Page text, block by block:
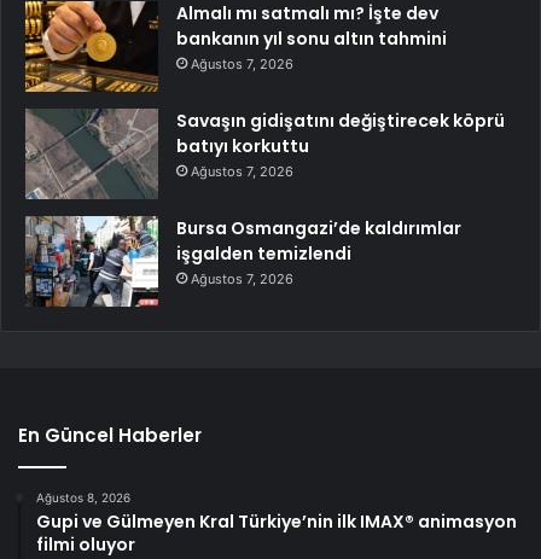
Almalı mı satmalı mı? İşte dev
bankanın yıl sonu altın tahmini
Ağustos 7, 2026
Savaşın gidişatını değiştirecek köprü
batıyı korkuttu
Ağustos 7, 2026
Bursa Osmangazi’de kaldırımlar
işgalden temizlendi
Ağustos 7, 2026
En Güncel Haberler
Ağustos 8, 2026
Gupi ve Gülmeyen Kral Türkiye’nin ilk IMAX® animasyon
filmi oluyor